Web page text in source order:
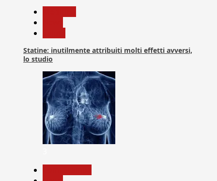
Statine: inutilmente attribuiti molti effetti avversi,
lo studio